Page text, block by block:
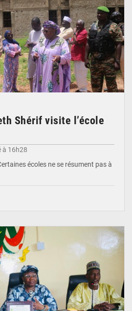
Shérif visite l’école
à 16h28
écoles ne se résument pas à